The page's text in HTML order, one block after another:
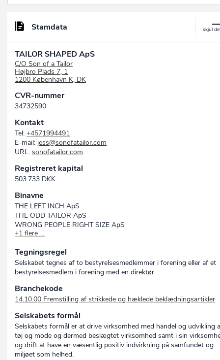
Stamdata
TAILOR SHAPED ApS
C/O Son of a Tailor
Højbro Plads 7, 1
1200 København K, DK
CVR-nummer
34732590
Kontakt
Tel: +4571994491
E-mail: jess@sonofatailor.com
URL: sonofatailor.com
Registreret kapital
503.733 DKK
Binavne
THE LEFT INCH ApS
THE ODD TAILOR ApS
WRONG PEOPLE RIGHT SIZE ApS
SON OF A TAILOR ApS
+1 flere…
Tegningsregel
Selskabet tegnes af to bestyrelsesmedlemmer i forening eller af et
bestyrelsesmedlem i forening med en direktør.
Branchekode
14.10.00 Fremstilling af strikkede og hæklede beklædningsartikler
Selskabets formål
Selskabets formål er at drive virksomhed med handel og udvikling
tøj og mode og dermed beslægtet virksomhed samt i sin
og drift at have en væsentlig positiv indvirkning på samfundet og
miljøet som helhed.